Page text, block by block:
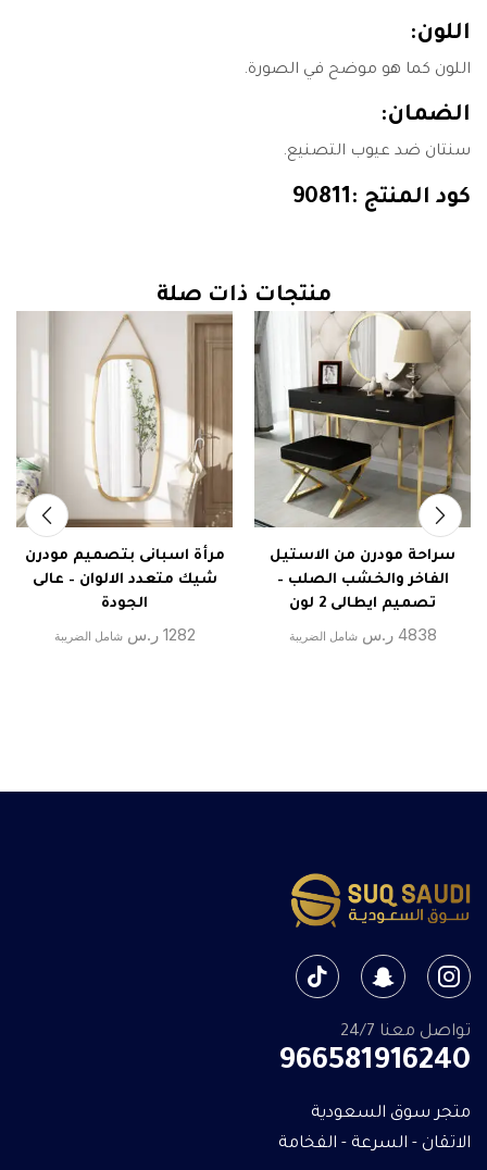
اللون:
اللون كما هو موضح في الصورة.
الضمان:
سنتان ضد عيوب التصنيع.
كود المنتج :90811
منتجات ذات صلة
سراحة مودرن من الاستيل
الفاخر والخشب الصلب –
تصميم ايطالى 2 لون
4838 ر.س شامل الضريبة
مرأة اسبانى بتصميم مودرن
شيك متعدد الالوان – عالى
الجودة
1282 ر.س شامل الضريبة
تواصل معنا 24/7
966581916240
متجر سوق السعودية
الاتقان - السرعة - الفخامة